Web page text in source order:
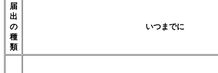
届
出
の
種
類
いつまでに